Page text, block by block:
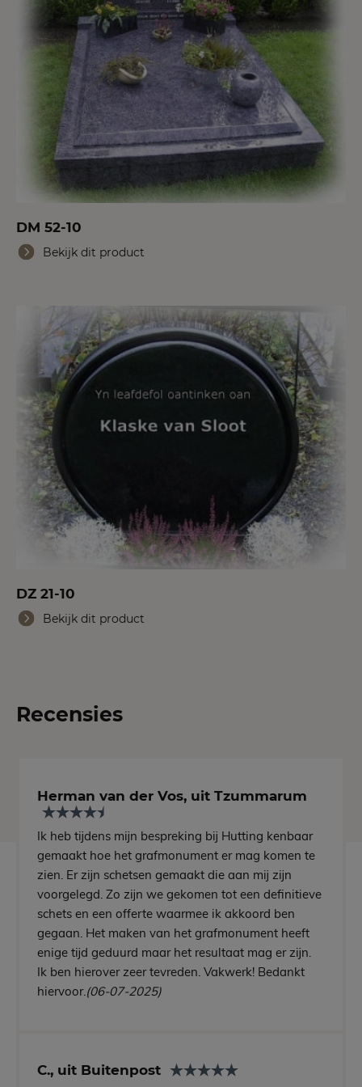
DM 52-10
Bekijk dit product
DZ 21-10
Bekijk dit product
Recensies
Herman van der Vos, uit Tzummarum
Ik heb tijdens mijn bespreking bij Hutting kenbaar
gemaakt hoe het grafmonument er mag komen te
zien. Er zijn schetsen gemaakt die aan mij zijn
voorgelegd. Zo zijn we gekomen tot een definitieve
schets en een offerte waarmee ik akkoord ben
gegaan. Het maken van het grafmonument heeft
enige tijd geduurd maar het resultaat mag er zijn.
Ik ben hierover zeer tevreden. Vakwerk! Bedankt
hiervoor.(06-07-2025)
C., uit Buitenpost